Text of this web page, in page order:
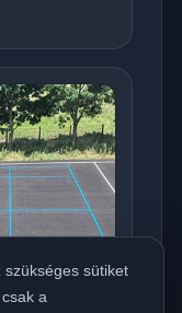
szükséges sütiket
a